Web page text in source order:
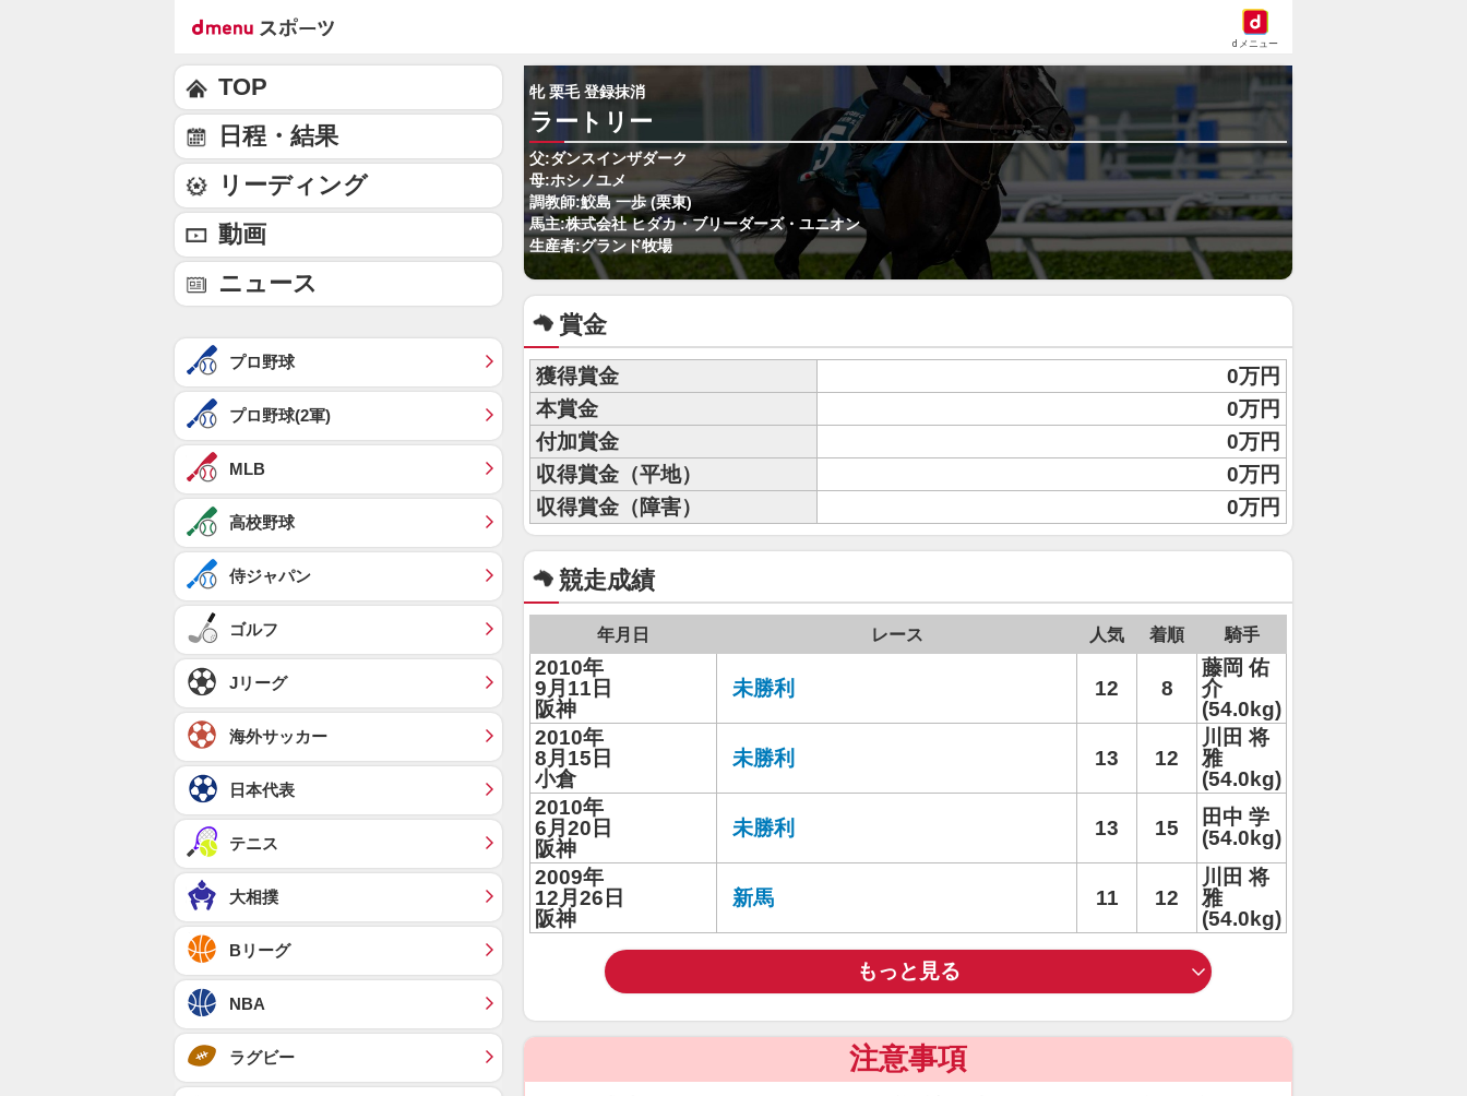
dメニュー
牝 栗毛 登録抹消
ラートリー
父:ダンスインザダーク
母:ホシノユメ
調教師:鮫島 一歩 (栗東)
馬主:株式会社 ヒダカ・ブリーダーズ・ユニオン
生産者:グランド牧場
賞金
獲得賞金
0万円
本賞金
0万円
付加賞金
0万円
収得賞金（平地）
0万円
収得賞金（障害）
0万円
競走成績
年月日 レース 人気 着順 騎手
2010年
9月11日
阪神
未勝利 12 8
藤岡 佑
介
(54.0kg)
2010年
8月15日
小倉
未勝利 13 12
川田 将
雅
(54.0kg)
2010年
6月20日
阪神
未勝利 13 15
田中 学
(54.0kg)
2009年
12月26日
阪神
新馬 11 12
川田 将
雅
(54.0kg)
もっと見る
注意事項
TOP
日程・結果
リーディング
動画
ニュース
プロ野球
プロ野球(2軍)
MLB
高校野球
侍ジャパン
ゴルフ
Jリーグ
海外サッカー
日本代表
テニス
大相撲
Bリーグ
NBA
ラグビー